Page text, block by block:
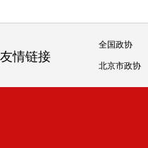
友情链接
全国政协
北京市政协